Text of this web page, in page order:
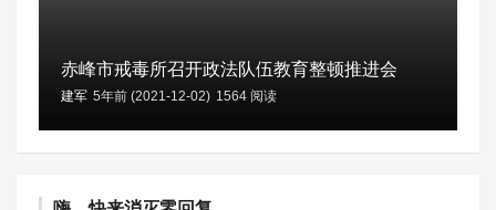
赤峰市戒毒所召开政法队伍教育整顿推进会
建军 5年前 (2021-12-02) 1564 阅读